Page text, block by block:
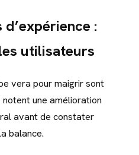
:
utilisateurs
vera pour maigrir sont
une amélioration
avant de constater
balance.